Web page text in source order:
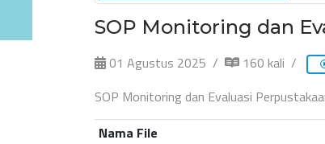
SOP Monitoring dan
01 Agustus 2025
160 kali
SOP Monitoring dan Evaluasi
Nama File